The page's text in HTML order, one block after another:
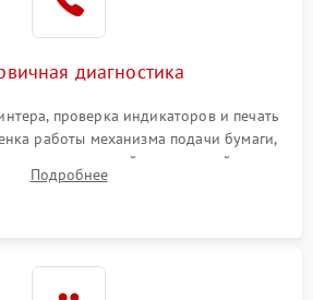
диагностика
проверка индикаторов и печать
работы механизма подачи бумаги,
шумов, замятий и первичный анализ
(полосы, фон, пробелы).
Подробнее